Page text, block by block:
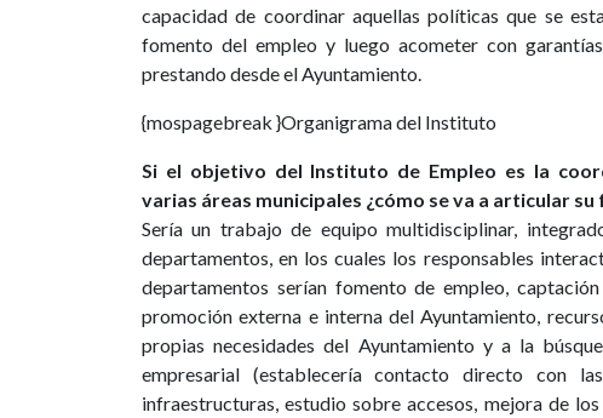
capacidad de coordinar aquellas políticas que se
fomento del empleo y luego acometer con
prestando desde el Ayuntamiento.
{mospagebreak }Organigrama del Instituto
Si el objetivo del Instituto de Empleo es la
varias áreas municipales ¿cómo se va a articular
Sería un trabajo de equipo multidisciplinar,
departamentos, en los cuales los responsables
departamentos serían fomento de empleo,
promoción externa e interna del Ayuntamiento,
propias necesidades del Ayuntamiento y a la
empresarial (establecería contacto directo con
infraestructuras, estudio sobre accesos, mejora de